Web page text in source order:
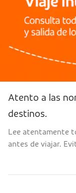
Atento a las
destinos.
Lee atentamente
antes de viajar.